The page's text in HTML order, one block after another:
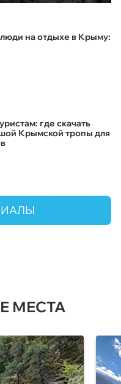
на отдыхе в Крыму:
где скачать
Крымской тропы для
МЕСТА